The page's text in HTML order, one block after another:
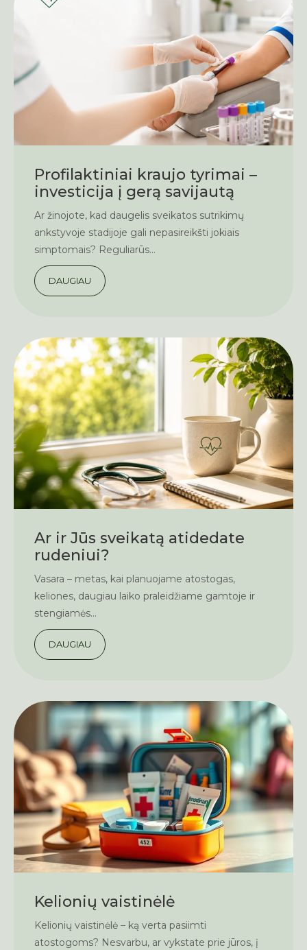
Profilaktiniai kraujo tyrimai –
investicija į gerą savijautą
Ar žinojote, kad daugelis sveikatos sutrikimų
ankstyvoje stadijoje gali nepasireikšti jokiais
simptomais? Reguliarūs...
DAUGIAU
Ar ir Jūs sveikatą atidedate
rudeniui?
Vasara – metas, kai planuojame atostogas,
keliones, daugiau laiko praleidžiame gamtoje ir
stengiamės...
DAUGIAU
Kelionių vaistinėlė
Kelionių vaistinėlė – ką verta pasiimti
atostogoms? Nesvarbu, ar vykstate prie jūros, į